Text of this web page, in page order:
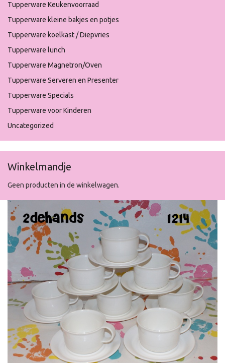
Tupperware Keukenvoorraad
Tupperware kleine bakjes en potjes
Tupperware koelkast / Diepvries
Tupperware lunch
Tupperware Magnetron/Oven
Tupperware Serveren en Presenter
Tupperware Specials
Tupperware voor Kinderen
Uncategorized
Winkelmandje
Geen producten in de winkelwagen.